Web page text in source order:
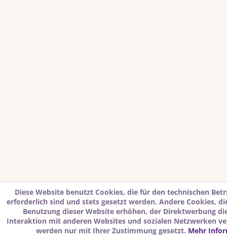
Diese Website benutzt Cookies, die für den technischen
erforderlich sind und stets gesetzt werden. Andere Cookies,
Benutzung dieser Website erhöhen, der Direktwerbung
Interaktion mit anderen Websites und sozialen Netzwerken
werden nur mit Ihrer Zustimmung gesetzt. Mehr